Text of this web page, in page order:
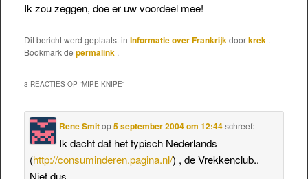
Ik zou zeggen, doe er uw voordeel mee!
Dit bericht werd geplaatst in Informatie over Frankrijkdoorkrek .
Bookmark de permalink .
3 REACTIES OP “MIPE KNIPE”
Rene Smitop5 september 2004 om 12:44 schreef:
Ik dacht dat het typisch Nederlands
(http://consuminderen.pagina.nl/) , de Vrekkenclub..
Niet dus